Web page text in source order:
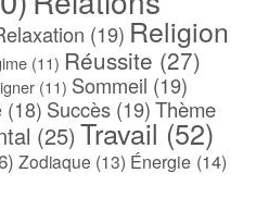
(19) Religion
(11) Réussite (27)
(11) Sommeil (19)
(18) Succès (19)Thème
(25) Travail (52)
Zodiaque (13) Énergie (14)